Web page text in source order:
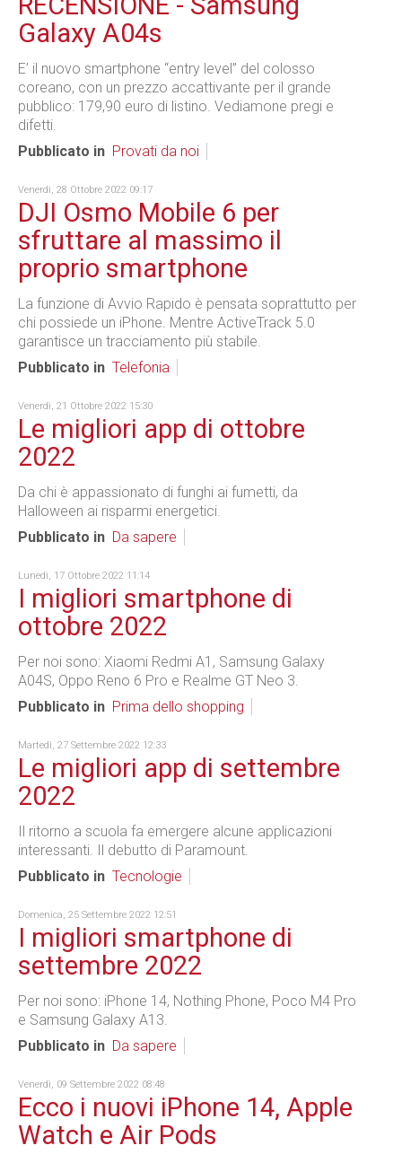
Galaxy A04s
E’ il nuovo smartphone “entry level” del colosso
coreano, con un prezzo accattivante per il grande
pubblico: 179,90 euro di listino. Vediamone pregi e
difetti.
Pubblicato in Provati da noi
Venerdì, 28 Ottobre 2022 09:17
DJI Osmo Mobile 6 per
sfruttare al massimo il
proprio smartphone
La funzione di Avvio Rapido è pensata soprattutto per
chi possiede un iPhone. Mentre ActiveTrack 5.0
garantisce un tracciamento più stabile.
Pubblicato in Telefonia
Venerdì, 21 Ottobre 2022 15:30
Le migliori app di ottobre
2022
Da chi è appassionato di funghi ai fumetti, da
Halloween ai risparmi energetici.
Pubblicato in Da sapere
Lunedì, 17 Ottobre 2022 11:14
I migliori smartphone di
ottobre 2022
Per noi sono: Xiaomi Redmi A1, Samsung Galaxy
A04S, Oppo Reno 6 Pro e Realme GT Neo 3.
Pubblicato in Prima dello shopping
Martedì, 27 Settembre 2022 12:33
Le migliori app di settembre
2022
Il ritorno a scuola fa emergere alcune applicazioni
interessanti. Il debutto di Paramount.
Pubblicato in Tecnologie
Domenica, 25 Settembre 2022 12:51
I migliori smartphone di
settembre 2022
Per noi sono: iPhone 14, Nothing Phone, Poco M4 Pro
e Samsung Galaxy A13.
Pubblicato in Da sapere
Venerdì, 09 Settembre 2022 08:48
Ecco i nuovi iPhone 14, Apple
Watch e Air Pods